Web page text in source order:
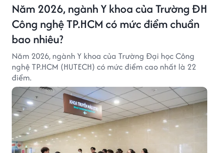
Năm 2026, ngành Y khoa của Trường ĐH
Công nghệ TP.HCM có mức điểm chuẩn
bao nhiêu?
Năm 2026, ngành Y khoa của Trường Đại học Công
nghệ TP.HCM (HUTECH) có mức điểm cao nhất là 22
điểm.